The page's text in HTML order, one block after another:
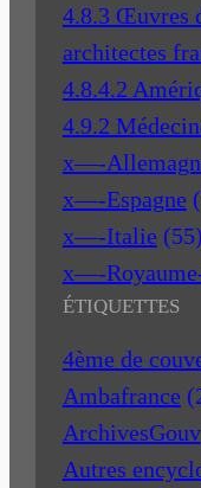
4.8.3 Œuvres
architectes
4.8.4.2
4.9.2
x—-
x—-Espagne
x—-Italie (55)
x—-
ÉTIQUETTES
4ème de
Ambafrance
ArchivesGouv
Autres